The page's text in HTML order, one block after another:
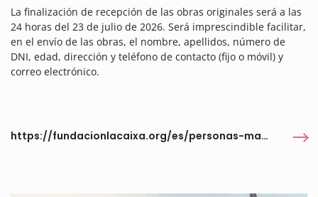
La finalización de recepción de las obras originales será a las
24 horas del 23 de julio de 2026. Será imprescindible facilitar,
en el envío de las obras, el nombre, apellidos, número de
DNI, edad, dirección y teléfono de contacto (fijo o móvil) y
correo electrónico.
https://fundacionlacaixa.org/es/personas-mayores-concurso-relatos